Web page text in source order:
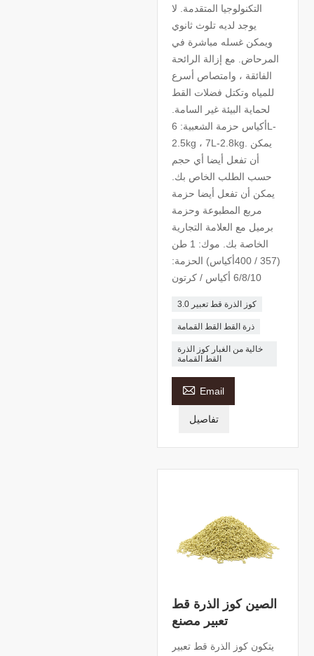
التكنولوجيا المتقدمة. لا
يوجد لديه تلوث ثانوي
ويمكن غسله مباشرة في
المرحاض. مع إزالة الرائحة
الفائقة ، وامتصاص أسرع
للمياه وتكتل فضلات القط
لحماية البيئة غير السامة.
أكياس حزمة الشعبية: 6L-
2.5kg ، 7L-2.8kg. يمكن
أن تفعل أيضا أي حجم
حسب الطلب الخاص بك.
يمكن أن تفعل أيضا حزمة
مربع المطبوعة وحزمة
برميل مع العلامة التجارية
الخاصة بك. موك: 1 طن
(357 / 400أكياس) الحزمة:
6/8/10 أكياس / كرتون
3.0 كوز الذرة قط تعبير
ذرة القط القط القمامة
خالية من الغبار كوز الذرة
القط القمامة
 Email
تفاصيل
الصين كوز الذرة قط
تعبير مصنع
يتكون كوز الذرة قط تعبير